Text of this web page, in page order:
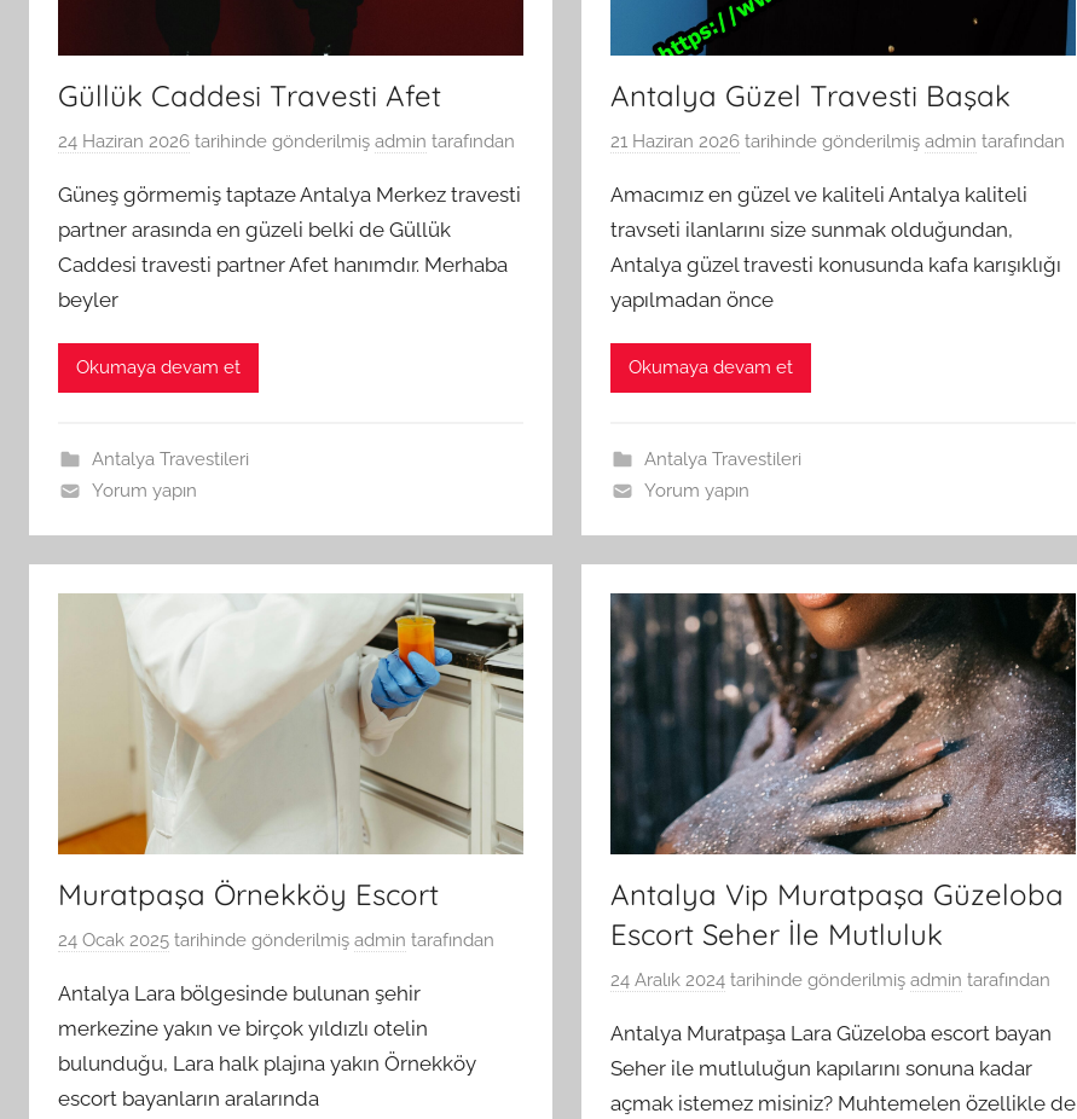
Güllük Caddesi Travesti Afet
24 Haziran 2026 tarihinde gönderilmiş admin tarafından
Güneş görmemiş taptaze Antalya Merkez travesti
partner arasında en güzeli belki de Güllük
Caddesi travesti partner Afet hanımdır. Merhaba
beyler
Okumaya devam et
Antalya Travestileri
Yorum yapın
Antalya Güzel Travesti Başak
21 Haziran 2026 tarihinde gönderilmiş admin tarafından
Amacımız en güzel ve kaliteli Antalya kaliteli
travseti ilanlarını size sunmak olduğundan,
Antalya güzel travesti konusunda kafa karışıklığı
yapılmadan önce
Okumaya devam et
Antalya Travestileri
Yorum yapın
Muratpaşa Örnekköy Escort
24 Ocak 2025 tarihinde gönderilmiş admin tarafından
Antalya Lara bölgesinde bulunan şehir
merkezine yakın ve birçok yıldızlı otelin
bulunduğu, Lara halk plajına yakın Örnekköy
escort bayanların aralarında
Antalya Vip Muratpaşa Güzeloba
Escort Seher İle Mutluluk
24 Aralık 2024 tarihinde gönderilmiş admin tarafından
Antalya Muratpaşa Lara Güzeloba escort bayan
Seher ile mutluluğun kapılarını sonuna kadar
açmak istemez misiniz? Muhtemelen özellikle de